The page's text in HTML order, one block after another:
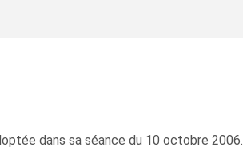
dans sa séance du 10 octobre 2006.